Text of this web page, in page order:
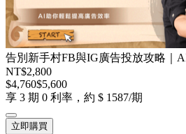
告別新手村FB與IG廣告投放攻略｜
NT$2,800
$4,760$5,600
享 3 期 0 利率，約 $ 1587/期
立即購買